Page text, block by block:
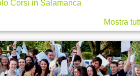
Corsi in Salamanca
Mostra